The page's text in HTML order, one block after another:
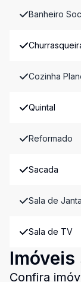
Banheiro
Cozinha
Quintal
Reformado
Sacada
Sala de
Sala de TV
Confira